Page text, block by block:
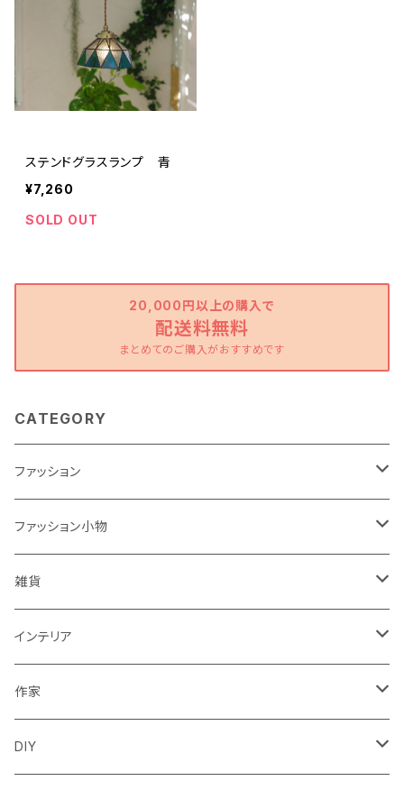
ステンドグラスランプ 青
¥7,260
SOLD OUT
20,000円以上の購入で
配送料無料
まとめてのご購入がおすすめです
CATEGORY
ファッション
ワンピース
トップス
パンツ
スカート
サロペット
ファッション小物
バッグ
ポーチ
シューズ
アクセサリー
雑貨
バスケット
リュック
グラス
カトラリー
インテリア
カゴ
ズールーバスケット
鏡
作家
ccocoiro accessory
DIY